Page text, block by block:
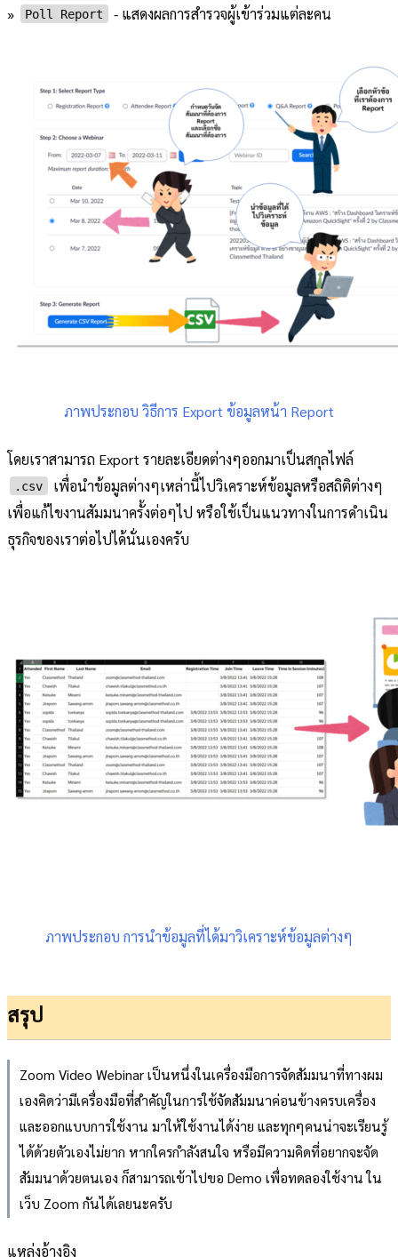
» Poll Report - แสดงผลการสำรวจผู้เข้าร่วมแต่ละคน
ภาพประกอบ วิธีการ Export ข้อมูลหน้า Report
โดยเราสามารถ Export รายละเอียดต่างๆออกมาเป็นสกุลไฟล์
.csv
เพื่อนำข้อมูลต่างๆเหล่านี้ไปวิเคราะห์ข้อมูลหรือสถิติต่างๆ
เพื่อแก้ไขงานสัมมนาครั้งต่อๆไป หรือใช้เป็นแนวทางในการดำเนิน
ธุรกิจของเราต่อไปได้นั่นเองครับ
ภาพประกอบ การนำข้อมูลที่ได้มาวิเคราะห์ข้อมูลต่างๆ
สรุป
Zoom Video Webinar เป็นหนึ่งในเครื่องมือการจัดสัมมนาที่ทางผม
เองคิดว่ามีเครื่องมือที่สำคัญในการใช้จัดสัมมนาค่อนข้างครบเครื่อง
และออกแบบการใช้งาน มาให้ใช้งานได้ง่าย และทุกๆคนน่าจะเรียนรู้
ได้ด้วยตัวเองไม่ยาก หากใครกำลังสนใจ หรือมีความคิดที่อยากจะจัด
สัมมนาด้วยตนเอง ก็สามารถเข้าไปขอ Demo เพื่อทดลองใช้งาน ใน
เว็บ Zoom กันได้เลยนะครับ
แหล่งอ้างอิง